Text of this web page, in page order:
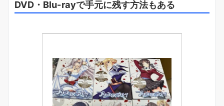
DVD・Blu-rayで手元に残す方法もある